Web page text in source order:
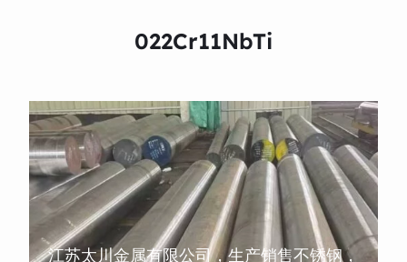
022Cr11NbTi
江苏太川金属有限公司，生产销售不锈钢，